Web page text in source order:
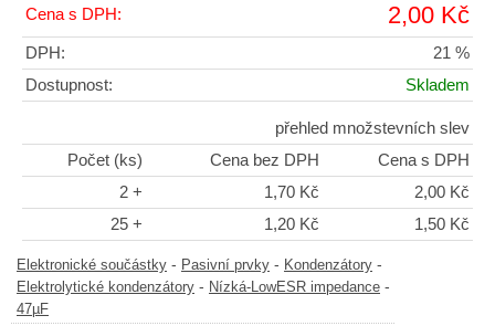
Cena s DPH: 2,00 Kč
DPH:
21 %
Dostupnost:
Skladem
přehled množstevních slev
Počet (ks)
Cena bez DPH
Cena s DPH
2 +
1,70 Kč
2,00 Kč
25 +
1,20 Kč 1,50 Kč
Elektronické součástky - Pasivní prvky - Kondenzátory -
Elektrolytické kondenzátory - Nízká-LowESR impedance -
47µF